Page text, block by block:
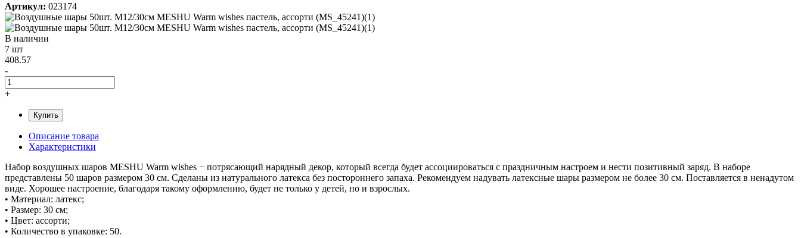
Артикул: 023174
В наличии
7 шт
408.57
-
+
Купить
Описание товара
Характеристики
Набор воздушных шаров MESHU Warm wishes − потрясающий нарядный декор, который всегда будет ассоциироваться с праздничным настроем и нести позитивный заряд. В наборе
представлены 50 шаров размером 30 см. Сделаны из натурального латекса без постороннего запаха. Рекомендуем надувать латексные шары размером не более 30 см. Поставляется в ненадутом
виде. Хорошее настроение, благодаря такому оформлению, будет не только у детей, но и взрослых.
• Материал: латекс;
• Размер: 30 см;
• Цвет: ассорти;
• Количество в упаковке: 50.